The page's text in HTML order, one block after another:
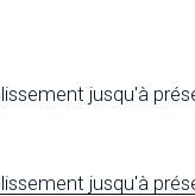
jusqu'à
jusqu'à